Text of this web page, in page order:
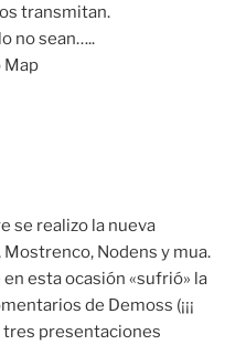
transmitan.
no sean…..
Map
se realizo la nueva
Mostrenco, Nodens y mua.
esta ocasión «sufrió» la
de Demoss (¡¡¡
tres presentaciones